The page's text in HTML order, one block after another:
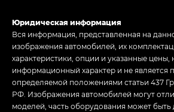
Юридическая информация
Вся информация, представленная на
изображения автомобилей, их
характеристики, опции и указанные цены,
информационный характер и не является
определяемой положениями статьи 437
РФ. Изображения автомобилей могут
моделей, часть оборудования может быть